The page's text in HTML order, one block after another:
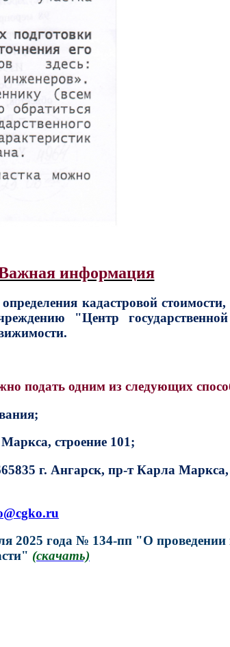
информация
кадастровой
"Центр
подать одним из следующих
строение 101;
г. Ангарск, пр-т Карла
2025 года № 134-пп "О проведении
(скачать)